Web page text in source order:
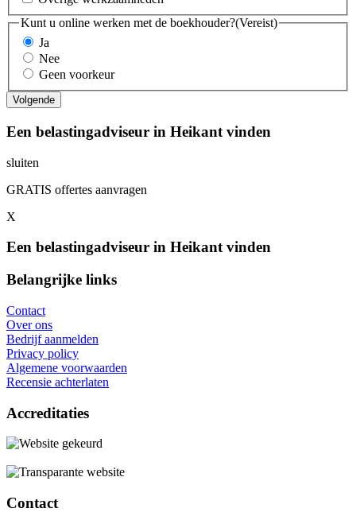
Kunt u online werken met de boekhouder?(Vereist)
Ja
Nee
Geen voorkeur
Een belastingadviseur in Heikant vinden
sluiten
GRATIS offertes aanvragen
X
Een belastingadviseur in Heikant vinden
Belangrijke links
Contact
Over ons
Bedrijf aanmelden
Privacy policy
Algemene voorwaarden
Recensie achterlaten
Accreditaties
Contact